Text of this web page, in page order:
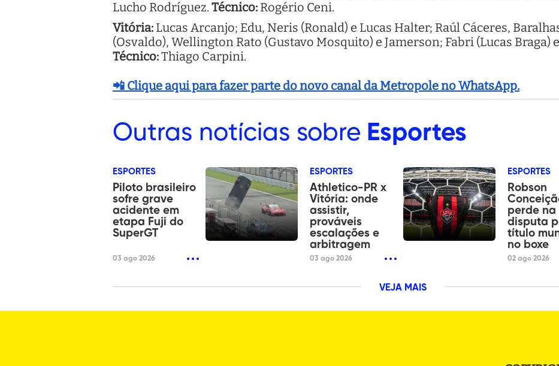
Lucho Rodríguez. Técnico: Rogério Ceni.
Vitória: Lucas Arcanjo; Edu, Neris (Ronald) e Lucas Halter; Raúl Cáceres,
(Osvaldo), Wellington Rato (Gustavo Mosquito) e Jamerson; Fabri (Lucas Braga)
Técnico:Thiago Carpini.
📲 Clique aqui para fazer parte do novo canal da Metropole no WhatsApp.
Outras notícias sobre Esportes
ESPORTES
Piloto brasileiro
sofre grave
acidente em
etapa Fuji do
SuperGT
03 ago 2026
ESPORTES
Athletico-PR x
Vitória: onde
assistir,
prováveis
escalações e
arbitragem
03 ago 2026
ESPORTES
Robson
perde na
disputa
título
no boxe
02 ago 2026
VEJA MAIS